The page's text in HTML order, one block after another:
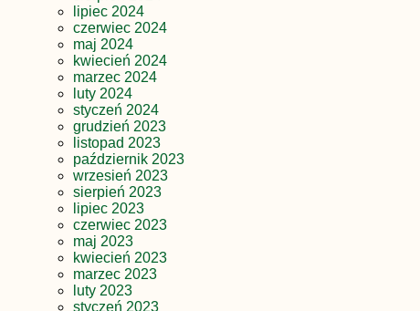
lipiec 2024
czerwiec 2024
maj 2024
kwiecień 2024
marzec 2024
luty 2024
styczeń 2024
grudzień 2023
listopad 2023
październik 2023
wrzesień 2023
sierpień 2023
lipiec 2023
czerwiec 2023
maj 2023
kwiecień 2023
marzec 2023
luty 2023
styczeń 2023